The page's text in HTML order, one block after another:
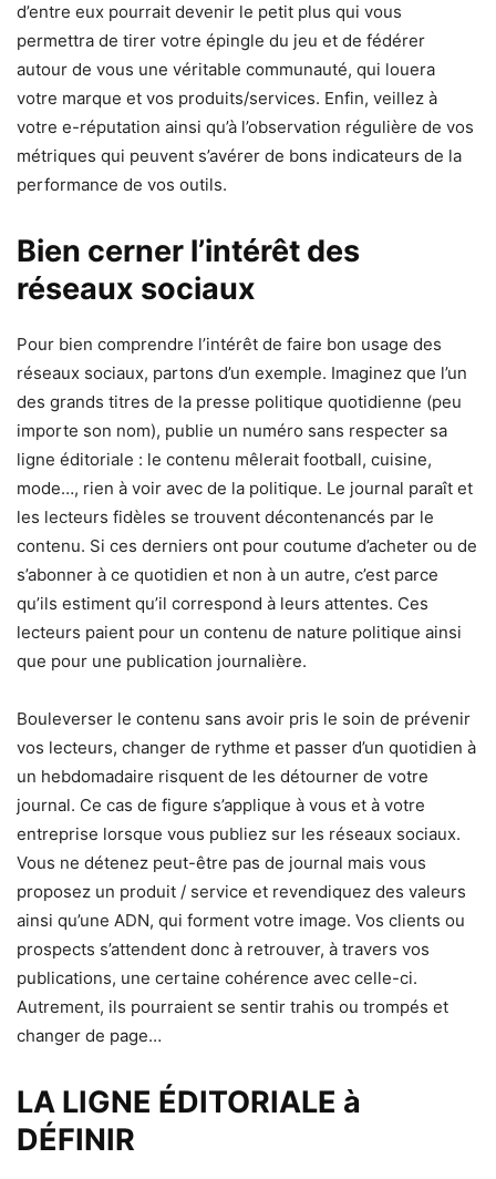
d’entre eux pourrait devenir le petit plus qui vous
permettra de tirer votre épingle du jeu et de fédérer
autour de vous une véritable communauté, qui louera
votre marque et vos produits/services. Enfin, veillez à
votre e-réputation ainsi qu’à l’observation régulière de vos
métriques qui peuvent s’avérer de bons indicateurs de la
performance de vos outils.
Bien cerner l’intérêt des
réseaux sociaux
Pour bien comprendre l’intérêt de faire bon usage des
réseaux sociaux, partons d’un exemple. Imaginez que l’un
des grands titres de la presse politique quotidienne (peu
importe son nom), publie un numéro sans respecter sa
ligne éditoriale : le contenu mêlerait football, cuisine,
mode…, rien à voir avec de la politique. Le journal paraît et
les lecteurs fidèles se trouvent décontenancés par le
contenu. Si ces derniers ont pour coutume d’acheter ou de
s’abonner à ce quotidien et non à un autre, c’est parce
qu’ils estiment qu’il correspond à leurs attentes. Ces
lecteurs paient pour un contenu de nature politique ainsi
que pour une publication journalière.
Bouleverser le contenu sans avoir pris le soin de prévenir
vos lecteurs, changer de rythme et passer d’un quotidien à
un hebdomadaire risquent de les détourner de votre
journal. Ce cas de figure s’applique à vous et à votre
entreprise lorsque vous publiez sur les réseaux sociaux.
Vous ne détenez peut-être pas de journal mais vous
proposez un produit / service et revendiquez des valeurs
ainsi qu’une ADN, qui forment votre image. Vos clients ou
prospects s’attendent donc à retrouver, à travers vos
publications, une certaine cohérence avec celle-ci.
Autrement, ils pourraient se sentir trahis ou trompés et
changer de page…
LA LIGNE ÉDITORIALE à
DÉFINIR